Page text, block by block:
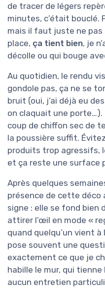
de tracer de légers
minutes, c’était bouclé.
mais il faut juste ne pas
place, ça tient bien, je
décolle ou qui bouge
Au quotidien, le rendu
gondole pas, ça ne se
bruit (oui, j’ai déjà eu
on claquait une porte…).
coup de chiffon sec de
la poussière suffit.
produits trop agressifs,
et ça reste une surface
Après quelques
présence de cette déco
signe : elle se fond bien
attirer l’œil en mode «
quand quelqu’un vient
pose souvent une
exactement ce que je
habille le mur, qui
aucun entretien